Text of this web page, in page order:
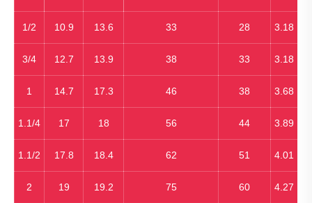
1/2 10.9 13.6 33 28 3.18
3/4 12.7 13.9 38 33 3.18
1 14.7 17.3 46 38 3.68
1.1/4 17 18 56 44 3.89
1.1/2 17.8 18.4 62 51 4.01
2 19 19.2 75 60 4.27